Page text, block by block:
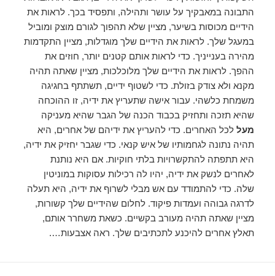
התבונה במאבקיך על עושר ותהילה, ותפסיד בכך. לראות את
הידיים מכוסות בשיער, מציין שלא תהפוך לגורם מוצק ומוביל
במעגל שלך. לראות את הידיים שלך מוגדלות, מציין התקדמות
מהירה בענייניך. כדי לראות אותם קטנים יותר, חוזים את
ההפך. לראות את הידיים שלך מלוכלכות, מציין שאתה תהיה
מקנא ולא צודק בזולת. כדי לשטוף ידיים, תשתתף בחגיגה
משמחת כלשהי. עבור אישה שתעריץ את ידיה, זו ההוכחה
שהיא תזכה ותחזיק בכבוד הכנה של הגבר שהיא מעניקה
מעל לכל האחרים. כדי להעריץ את ידיהם של אחרים, היא
תהיה נתונה לגחמותיו של איש קנאי. כדי שגבר יחזיק את ידיה,
היא תתפתה להתקשרויות בלתי חוקיות. אם היא נותנת
לאחרים לנשק את ידיה, יהיו לה רכילות עסוקות במוניטין
שלה. כדי להתמודד עם אש מבלי לשרוף את ידיה, היא תעלה
לדרגה גבוהה ועמדות פיקוד. לחלום שהידיים שלך קשורות,
מציין שאתה תהיה מעורב בקשיים. כשאת משחרר אותם,
תאלץ אחרים להיכנע לתכתיבים שלך. ראה אצבעות….